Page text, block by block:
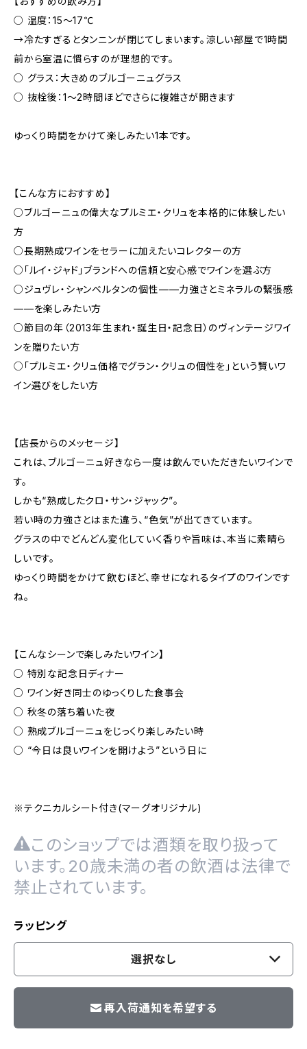
○ 温度：15〜17℃
→冷たすぎるとタンニンが閉じてしまいます。涼しい部屋で1時間
前から室温に慣らすのが理想的です。
○ グラス：大きめのブルゴーニュグラス
○ 抜栓後：1〜2時間ほどでさらに複雑さが開きます
ゆっくり時間をかけて楽しみたい1本です。
【こんな方におすすめ】
○ブルゴーニュの偉大なプルミエ・クリュを本格的に体験したい
方
○長期熟成ワインをセラーに加えたいコレクターの方
○「ルイ・ジャド」ブランドへの信頼と安心感でワインを選ぶ方
○ジュヴレ・シャンベルタンの個性——力強さとミネラルの緊張感
——を楽しみたい方
○節目の年（2013年生まれ・誕生日・記念日）のヴィンテージワイ
ンを贈りたい方
○「プルミエ・クリュ価格でグラン・クリュの個性を」という賢いワ
イン選びをしたい方
【店長からのメッセージ】
これは、ブルゴーニュ好きなら一度は飲んでいただきたいワインで
す。
しかも“熟成したクロ・サン・ジャック”。
若い時の力強さとはまた違う、“色気”が出てきています。
グラスの中でどんどん変化していく香りや旨味は、本当に素晴ら
しいです。
ゆっくり時間をかけて飲むほど、幸せになれるタイプのワインです
ね。
【こんなシーンで楽しみたいワイン】
○ 特別な記念日ディナー
○ ワイン好き同士のゆっくりした食事会
○ 秋冬の落ち着いた夜
○ 熟成ブルゴーニュをじっくり楽しみたい時
○ “今日は良いワインを開けよう”という日に
※テクニカルシート付き(マーグオリジナル)
このショップでは酒類を取り扱って
います。20歳未満の者の飲酒は法律で
禁止されています。
ラッピング
選択なし
再入荷通知を希望する